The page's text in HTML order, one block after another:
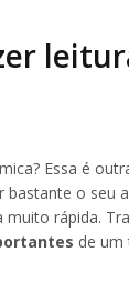
Essa é
bastante o seu
muito rápida.
de um